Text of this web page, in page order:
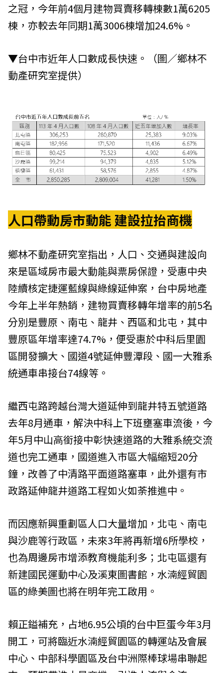
之冠，今年前4個月建物買賣移轉棟數1萬6205
棟，亦較去年同期1萬3006棟增加24.6%。
▼台中市近年人口數成長快速。（圖／鄉林不
動產研究室提供）
人口帶動房市動能 建設拉抬商機
鄉林不動產研究室指出，人口、交通與建設向
來是區域房市最大動能與票房保證，受惠中央
陸續核定捷運藍線與綠線延伸案，台中房地產
今年上半年熱銷，建物買賣移轉年增率的前5名
分別是豐原、南屯、龍井、西區和北屯，其中
豐原區年增率達74.7%，便受惠於中科后里園
區開發擴大、國道4號延伸豐潭段、國一大雅系
統通車串接台74線等。
繼西屯路跨越台灣大道延伸到龍井特五號道路
去年8月通車，解決中科上下班壅塞車流後，今
年5月中山高銜接中彰快速道路的大雅系統交流
道也完工通車，國道進入市區大幅縮短20分
鐘，改善了中清路平面道路塞車，此外還有市
政路延伸龍井道路工程如火如荼推進中。
而因應新興重劃區人口大量增加，北屯、南屯
與沙鹿等行政區，未來3年將再新增6所學校，
也為周邊房市增添教育機能利多；北屯區還有
新建國民運動中心及溪東圖書館，水湳經貿園
區的綠美圖也將在明年完工啟用。
賴正鎰補充，占地6.95公頃的台中巨蛋今年3月
開工，可將臨近水湳經貿園區的轉運站及會展
中心、中部科學園區及台中洲際棒球場串聯起